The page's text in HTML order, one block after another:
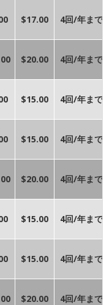
$17.00 4回/年まで
$20.00 4回/年まで
$15.00 4回/年まで
$15.00 4回/年まで
$20.00 4回/年まで
$15.00 4回/年まで
$15.00 4回/年まで
$20.00 4回/年まで